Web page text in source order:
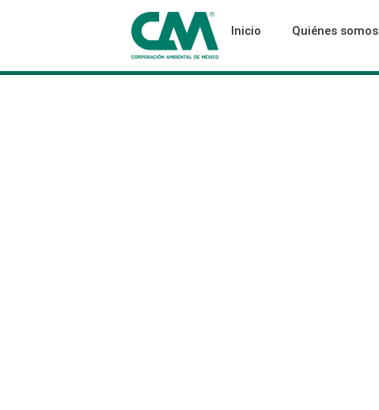
Inicio Quiénes somos